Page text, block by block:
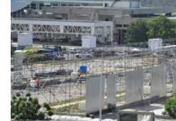
5
debacle
debate